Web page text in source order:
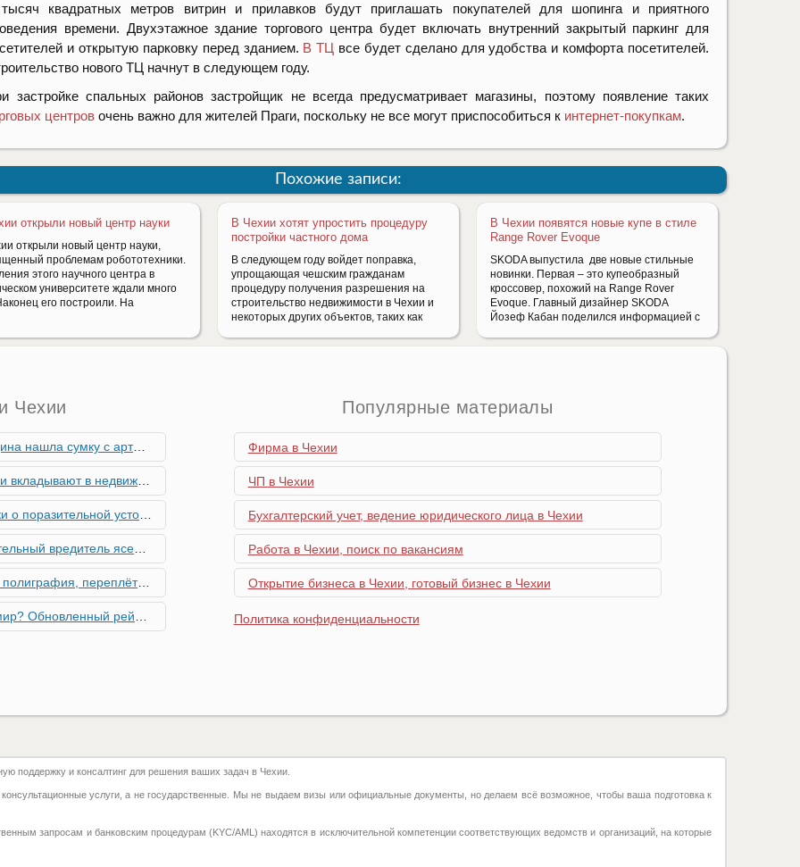
квадратных метров витрин и прилавков будут приглашать покупателей для шопинга и приятного
времени. Двухэтажное здание торгового центра будет включать внутренний закрытый паркинг для
и открытую парковку перед зданием. В ТЦ все будет сделано для удобства и комфорта посетителей.
нового ТЦ начнут в следующем году.
застройке спальных районов застройщик не всегда предусматривает магазины, поэтому появление таких
центров очень важно для жителей Праги, поскольку не все могут приспособиться к интернет-покупкам.
Похожие записи:
открыли новый центр науки
открыли новый центр науки,
проблемам робототехники.
этого научного центра в
университете ждали много
его построили. На
В Чехии хотят упростить процедуру
постройки частного дома
В следующем году войдет поправка,
упрощающая чешским гражданам
процедуру получения разрешения на
строительство недвижимости в Чехии и
некоторых других объектов, таких как
В Чехии появятся новые купе в стиле
Range Rover Evoque
SKODA выпустила две новые стильные
новинки. Первая – это купеобразный
кроссовер, похожий на Range Rover
Evoque. Главный дизайнер SKODA
Йозеф Кабан поделился информацией с
Чехии
снарядами, остановив движение поездов
и почему меняются их предпочтения?
устойчивости экономики Чехии
к Чехии, необходима бдительность граждан
работы в Чехии - простая лицензия №14
глобальной мобильности 2026 года
Семей с Детьми через Пособия по Уходу
фуникулере
Популярные материалы
Фирма в Чехии
ЧП в Чехии
Бухгалтерский учет, ведение юридического лица в Чехии
Работа в Чехии, поиск по вакансиям
Открытие бизнеса в Чехии, готовый бизнес в Чехии
Политика конфиденциальности
поддержку и консалтинг для решения ваших задач в Чехии.
услуги, а не государственные. Мы не выдаем визы или официальные документы, но делаем всё возможное, чтобы ваша подготовка к
запросам и банковским процедурам (KYC/AML) находятся в исключительной компетенции соответствующих ведомств и организаций, на которые